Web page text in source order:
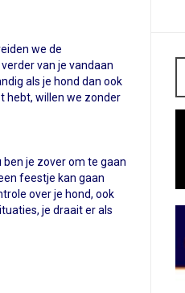
we de
van je vandaan
als je hond dan ook
hebt, willen we zonder
je zover om te gaan
feestje kan gaan
over je hond, ook
je draait er als